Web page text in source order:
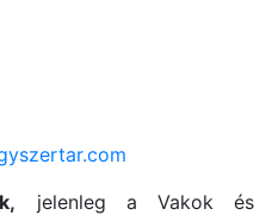
jelenleg a Vakok és